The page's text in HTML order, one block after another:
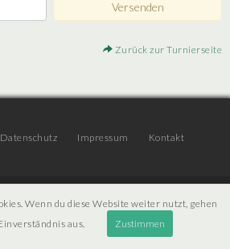
Zurück zur Turnierseite
Datenschutz Impressum Kontakt
Wenn du diese Website weiter nutzt, gehen
aus.
Zustimmen